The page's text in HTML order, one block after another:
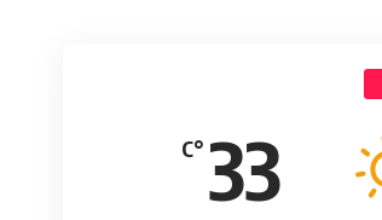
33
°C